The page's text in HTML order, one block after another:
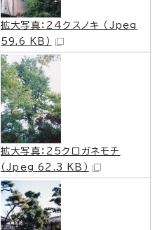
拡大写真：24クスノキ （Jpeg
59.6 KB）
拡大写真：25クロガネモチ
（Jpeg 62.3 KB）